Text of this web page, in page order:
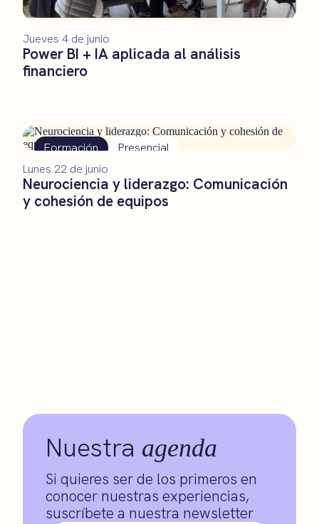
Power BI + IA aplicada al análisis
financiero
Jueves 4 de junio
Formación Presencial
Neurociencia y liderazgo: Comunicación
y cohesión de equipos
Lunes 22 de junio
Nuestra agenda
Si quieres ser de los primeros en
conocer nuestras experiencias,
suscríbete a nuestra newsletter